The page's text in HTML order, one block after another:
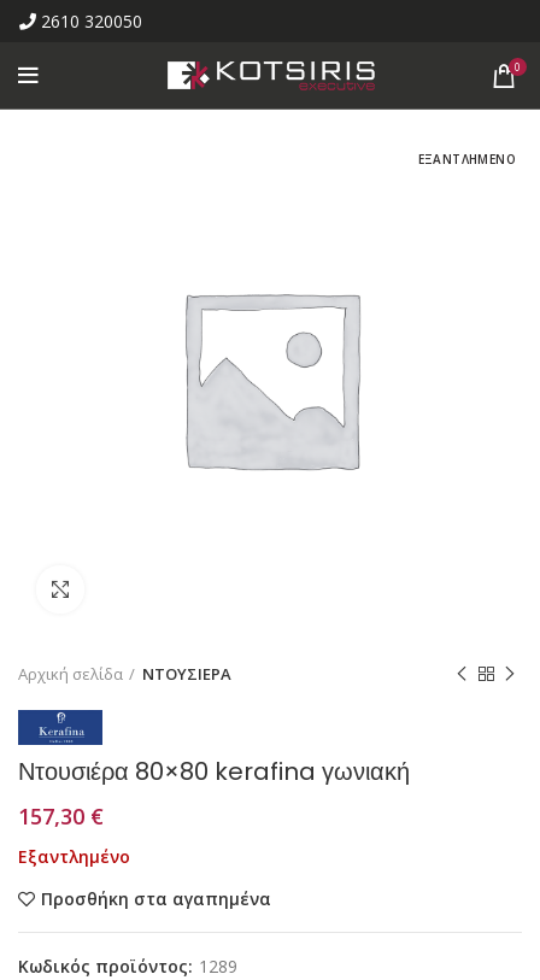
2610 320050
0
ΕΞΑΝΤΛΗΜΕΝΟ
Αρχική σελίδα ΝΤΟΥΣΙΕΡΑ
Ντουσιέρα 80×80 kerafina γωνιακή
157,30 €
Εξαντλημένο
Προσθήκη στα αγαπημένα
Κωδικός προϊόντος: 1289